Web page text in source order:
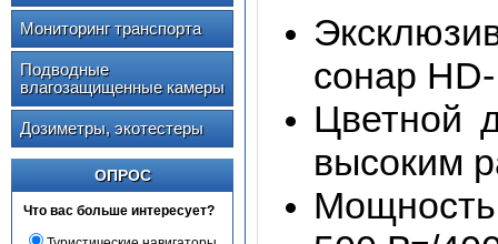
Мониторинг транспорта
Подводные
влагозащищенные камеры
Дозиметры, экотестеры
ОПРОС
Что вас больше интересует?
сонар
Цветной
высоким